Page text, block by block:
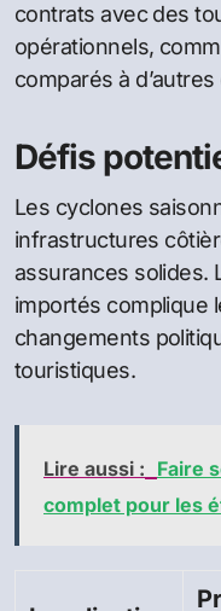
contrats avec des
opérationnels,
comparés à
Défis
Les cyclones
infrastructures
assurances solides.
importés complique
changements
touristiques.
Lire aussi : Faire
complet pour les